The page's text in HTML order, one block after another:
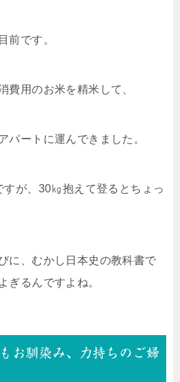
前です。
費用のお米を精米して、
パートに運んできました。
が、30㎏抱えて登るとちょっ
に、むかし日本史の教科書で
ぎるんですよね。
お馴染み、力持ちのご婦